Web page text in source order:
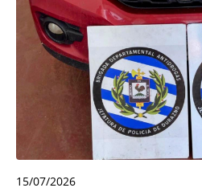
15/07/2026